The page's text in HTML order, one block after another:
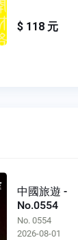
$ 118 元
中國旅遊 -
No.0554
No. 0554
2026-08-01